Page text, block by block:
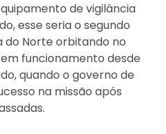
de vigilância
esse seria o segundo
do Norte orbitando no
funcionamento desde
quando o governo de
na missão após